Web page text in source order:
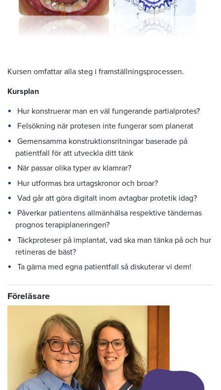
Kursen omfattar alla steg i framställningsprocessen.
Kursplan
Hur konstruerar man en väl fungerande partialprotes?
Felsökning när protesen inte fungerar som planerat
Gemensamma konstruktionsritningar baserade på
patientfall för att utveckla ditt tänk
När passar olika typer av klamrar?
Hur utformas bra urtagskronor och broar?
Vad går att göra digitalt inom avtagbar protetik idag?
Påverkar patientens allmänhälsa respektive tändernas
prognos terapiplaneringen?
Täckproteser på implantat, vad ska man tänka på och hur
retineras de bäst?
Ta gärna med egna patientfall så diskuterar vi dem!
Föreläsare